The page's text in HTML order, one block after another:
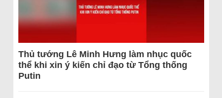
Thủ tướng Lê Minh Hưng làm nhục quốc
thể khi xin ý kiến chỉ đạo từ Tổng thống
Putin